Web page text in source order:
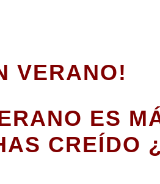
VERANO!
ES
CREÍDO